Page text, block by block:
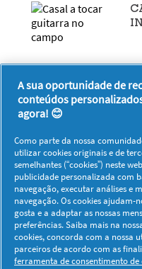
Sobre nós Contacto
Redes Sociais
A sua oportunidade de
conteúdos
agora! 😊
Como parte da nossa
utilizar cookies originais e de
semelhantes (“cookies”) neste
publicidade personalizada com
navegação, executar análises e
navegação. Os cookies ajudam-
gosta e a adaptar as nossas
preferências. Saiba mais na
cookies, concorda com a nossa
parceiros de acordo com as
ferramenta de consentimento de